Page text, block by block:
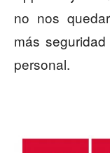
no nos
más
personal.